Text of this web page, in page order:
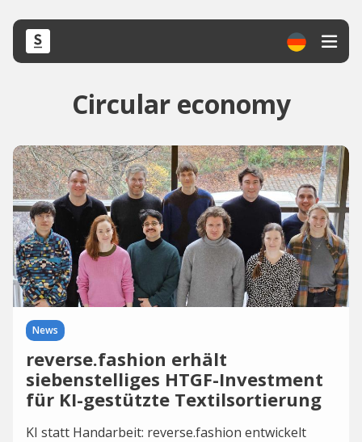
Circular economy
News
reverse.fashion erhält
siebenstelliges HTGF-Investment
für KI-gestützte Textilsortierung
KI statt Handarbeit: reverse.fashion entwickelt